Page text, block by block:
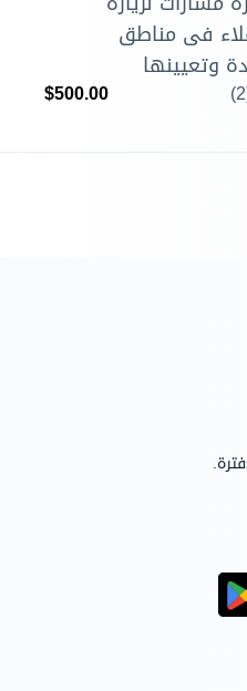
فى مناطق
وتعيينها
الميدانيين$500.00